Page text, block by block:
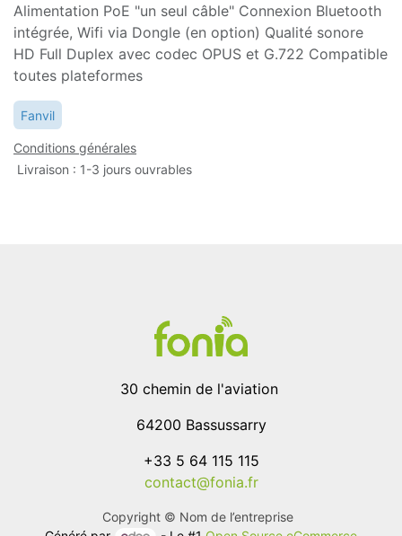
Alimentation PoE "un seul câble" Connexion Bluetooth
intégrée, Wifi via Dongle (en option) Qualité sonore
HD Full Duplex avec codec OPUS et G.722 Compatible
toutes plateformes
Fanvil
Conditions générales
Livraison : 1-3 jours ouvrables
30 chemin de l'aviation
64200 Bassussarry
+33 5 64 115 115
contact@fonia.fr
Copyright © Nom de l’entreprise